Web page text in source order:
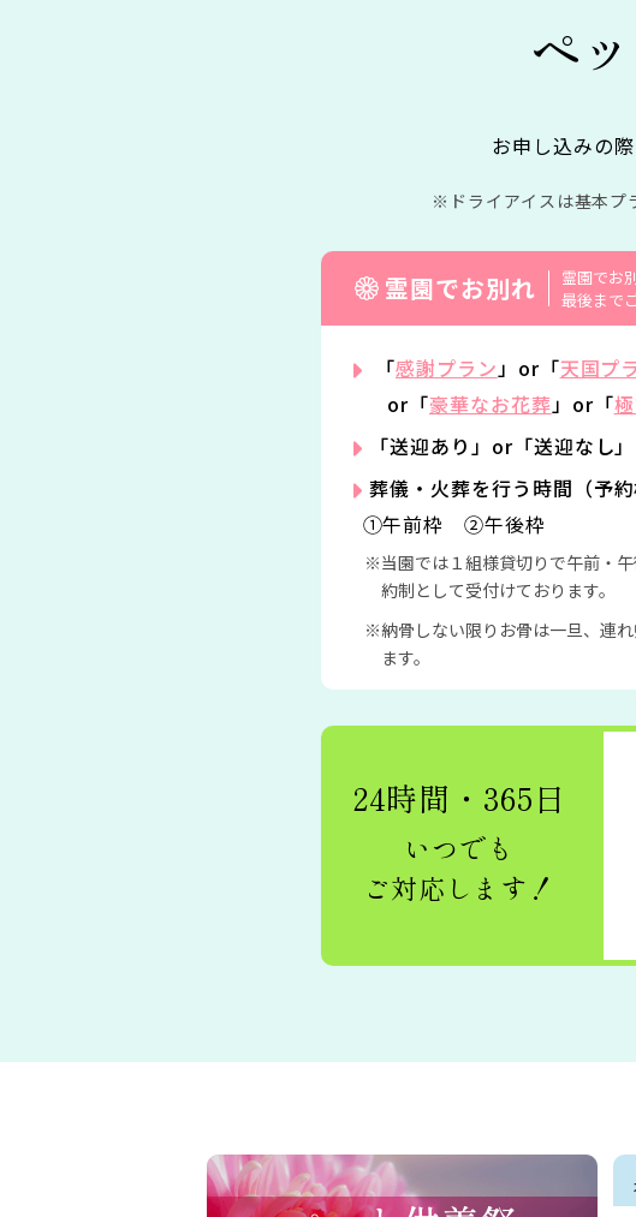
ペ
お申し込みの
ドライアイスは基本プ
霊園でお別れ
霊園でお
最後まで
「感謝プラン」or「天国プ
or「豪華なお花葬」or「
「送迎あり」or「送迎なし」
葬儀・火葬を行う時間（予約
①午前枠 ②午後枠
当園では１組様貸切りで午前・
約制として受付けております。
納骨しない限りお骨は一旦、連
ます。
24時間・365日
いつでも
ご対応します！